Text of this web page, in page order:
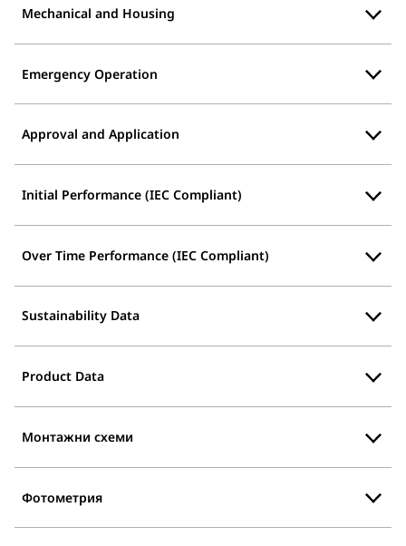
Mechanical and Housing
Emergency Operation
Approval and Application
Initial Performance (IEC Compliant)
Over Time Performance (IEC Compliant)
Sustainability Data
Product Data
Монтажни схеми
Фотометрия